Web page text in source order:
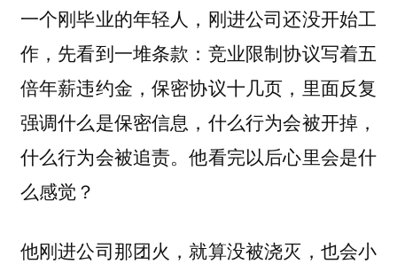
一个刚毕业的年轻人，刚进公司还没开始工
作，先看到一堆条款：竞业限制协议写着五
倍年薪违约金，保密协议十几页，里面反复
强调什么是保密信息，什么行为会被开掉，
什么行为会被追责。他看完以后心里会是什
么感觉？
他刚进公司那团火，就算没被浇灭，也会小